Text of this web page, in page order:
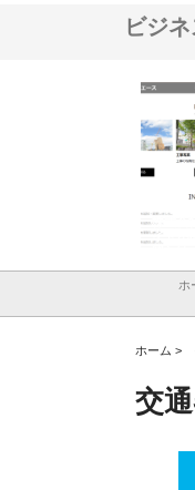
ビジ
株式会社メタルエースの
イトが提供する充実した
ホ
ホーム >
交